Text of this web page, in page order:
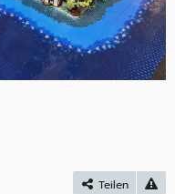
Teilen